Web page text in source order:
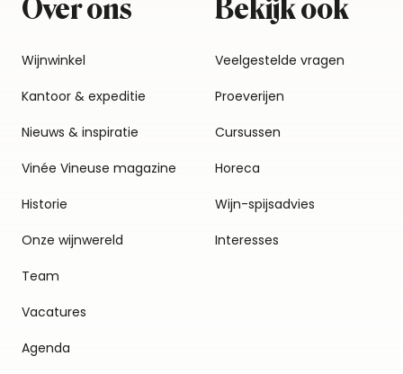
Over ons
Wijnwinkel
Kantoor & expeditie
Nieuws & inspiratie
Vinée Vineuse magazine
Historie
Onze wijnwereld
Team
Vacatures
Agenda
Bekijk ook
Veelgestelde vragen
Proeverijen
Cursussen
Horeca
Wijn-spijsadvies
Interesses